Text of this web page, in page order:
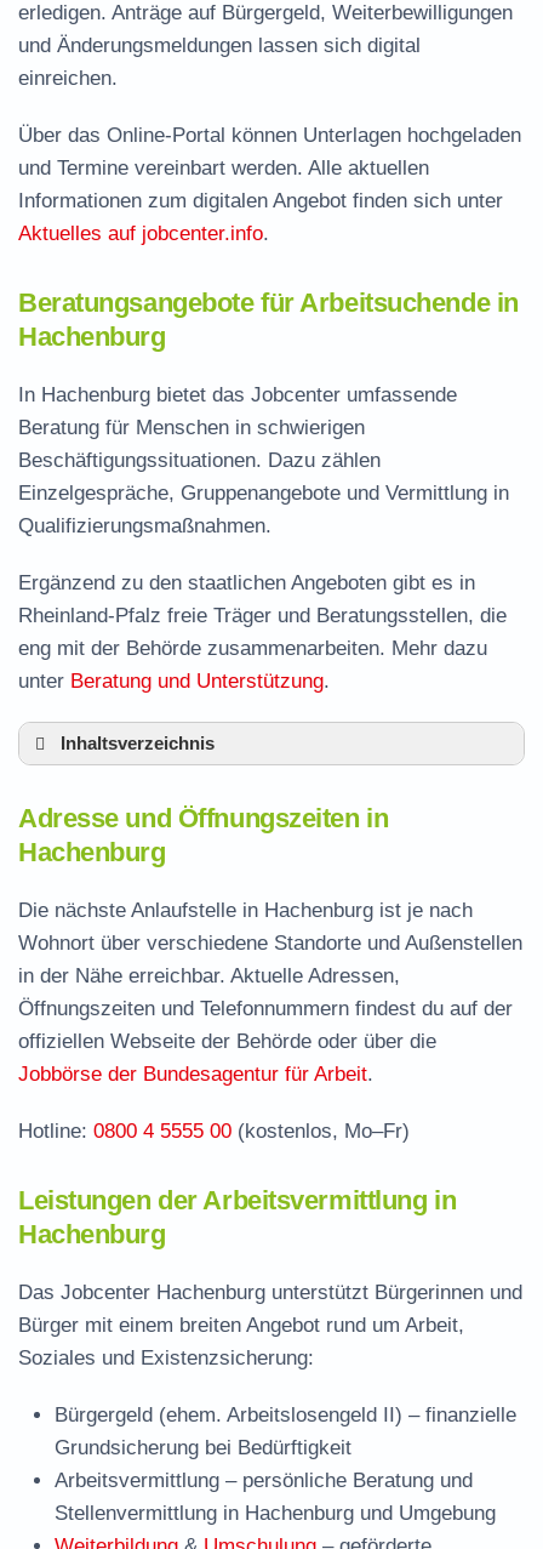
erledigen. Anträge auf Bürgergeld, Weiterbewilligungen
und Änderungsmeldungen lassen sich digital
einreichen.
Über das Online-Portal können Unterlagen hochgeladen
und Termine vereinbart werden. Alle aktuellen
Informationen zum digitalen Angebot finden sich unter
Aktuelles auf jobcenter.info.
Beratungsangebote für Arbeitsuchende in
Hachenburg
In Hachenburg bietet das Jobcenter umfassende
Beratung für Menschen in schwierigen
Beschäftigungssituationen. Dazu zählen
Einzelgespräche, Gruppenangebote und Vermittlung in
Qualifizierungsmaßnahmen.
Ergänzend zu den staatlichen Angeboten gibt es in
Rheinland-Pfalz freie Träger und Beratungsstellen, die
eng mit der Behörde zusammenarbeiten. Mehr dazu
unter Beratung und Unterstützung.
Inhaltsverzeichnis
Leistungen der Arbeitsvermittlung in
Hachenburg
Termin vereinbaren und Bürgergeld beantragen
Jobcenter Westerwaldkreis – zuständige
Stelle
Stellenangebote und Jobbörse in Hachenburg
Häufige Fragen rund ums Jobcenter
Adresse und Öffnungszeiten in
Hachenburg
Die nächste Anlaufstelle in Hachenburg ist je nach
Wohnort über verschiedene Standorte und Außenstellen
in der Nähe erreichbar. Aktuelle Adressen,
Öffnungszeiten und Telefonnummern findest du auf der
offiziellen Webseite der Behörde oder über die
Jobbörse der Bundesagentur für Arbeit.
Hotline: 0800 4 5555 00 (kostenlos, Mo–Fr)
Leistungen der Arbeitsvermittlung in
Hachenburg
Das Jobcenter Hachenburg unterstützt Bürgerinnen und
Bürger mit einem breiten Angebot rund um Arbeit,
Soziales und Existenzsicherung:
Bürgergeld (ehem. Arbeitslosengeld II) – finanzielle
Grundsicherung bei Bedürftigkeit
Arbeitsvermittlung – persönliche Beratung und
Stellenvermittlung in Hachenburg und Umgebung